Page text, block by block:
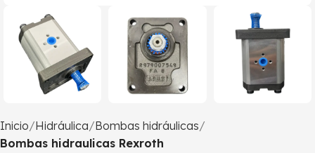
Inicio Hidráulica Bombas hidráulicas
Bombas hidraulicas Rexroth